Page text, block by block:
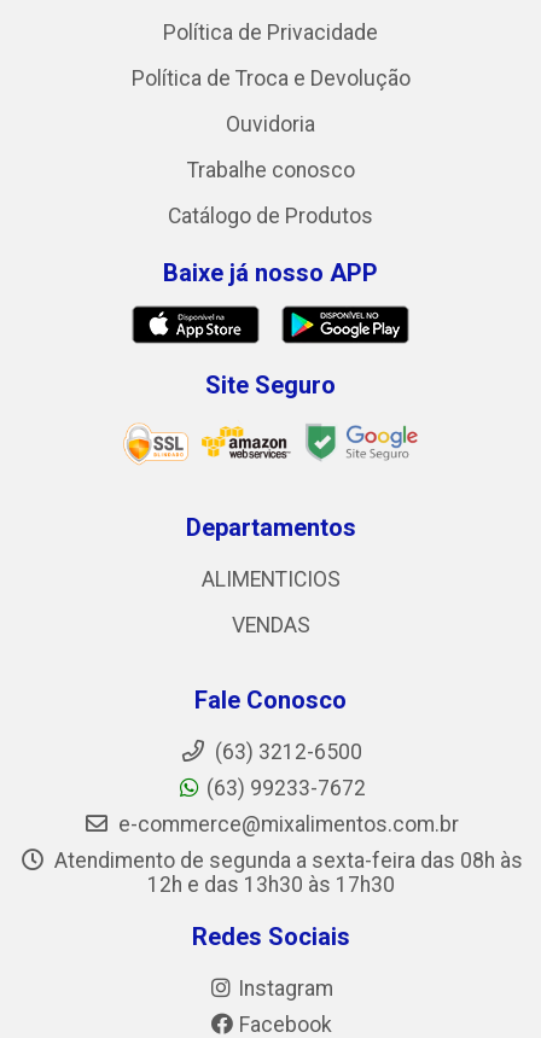
Política de Privacidade
Política de Troca e Devolução
Ouvidoria
Trabalhe conosco
Catálogo de Produtos
Baixe já nosso APP
Site Seguro
Departamentos
ALIMENTICIOS
VENDAS
Fale Conosco
(63) 3212-6500
(63) 99233-7672
e-commerce@mixalimentos.com.br
Atendimento de segunda a sexta-feira das 08h às
12h e das 13h30 às 17h30
Redes Sociais
Instagram
Facebook